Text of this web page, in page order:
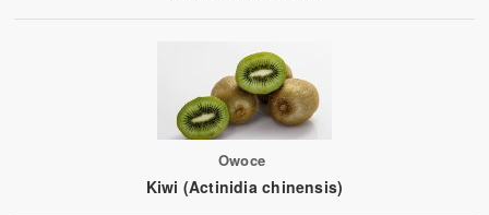
Owoce
Kiwi (Actinidia chinensis)